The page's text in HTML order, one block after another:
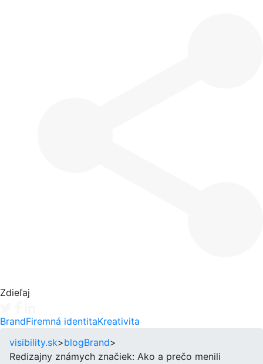
Zdieľaj
BrandFiremná identitaKreativita
visibility.sk>blogBrand>
Redizajny známych značiek: Ako a prečo menili